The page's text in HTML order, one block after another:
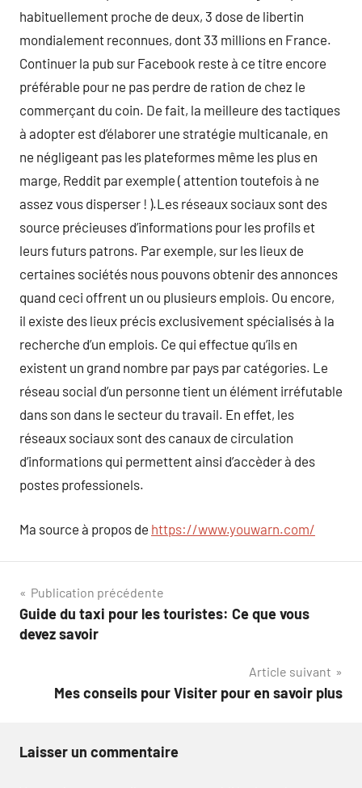
habituellement proche de deux, 3 dose de libertin
mondialement reconnues, dont 33 millions en France.
Continuer la pub sur Facebook reste à ce titre encore
préférable pour ne pas perdre de ration de chez le
commerçant du coin. De fait, la meilleure des tactiques
à adopter est d’élaborer une stratégie multicanale, en
ne négligeant pas les plateformes même les plus en
marge, Reddit par exemple ( attention toutefois à ne
assez vous disperser ! ).Les réseaux sociaux sont des
source précieuses d’informations pour les profils et
leurs futurs patrons. Par exemple, sur les lieux de
certaines sociétés nous pouvons obtenir des annonces
quand ceci offrent un ou plusieurs emplois. Ou encore,
il existe des lieux précis exclusivement spécialisés à la
recherche d’un emplois. Ce qui effectue qu’ils en
existent un grand nombre par pays par catégories. Le
réseau social d’un personne tient un élément irréfutable
dans son dans le secteur du travail. En effet, les
réseaux sociaux sont des canaux de circulation
d’informations qui permettent ainsi d’accèder à des
postes professionels.
Ma source à propos de https://www.youwarn.com/
Navigation
de
Publication précédente
Guide du taxi pour les touristes: Ce que vous
devez savoir
Article suivant
Mes conseils pour Visiter pour en savoir plus
Laisser un commentaire